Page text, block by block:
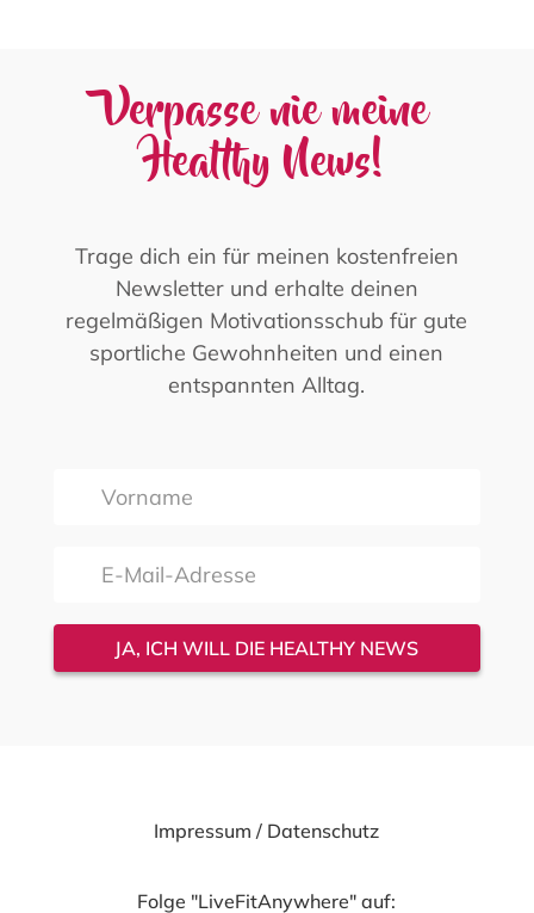
Verpasse nie meine
Healthy News!
Trage dich ein für meinen kostenfreien
Newsletter und erhalte deinen
regelmäßigen Motivationsschub für gute
sportliche Gewohnheiten und einen
entspannten Alltag.
JA, ICH WILL DIE HEALTHY NEWS
Impressum / Datenschutz
Folge "LiveFitAnywhere" auf: